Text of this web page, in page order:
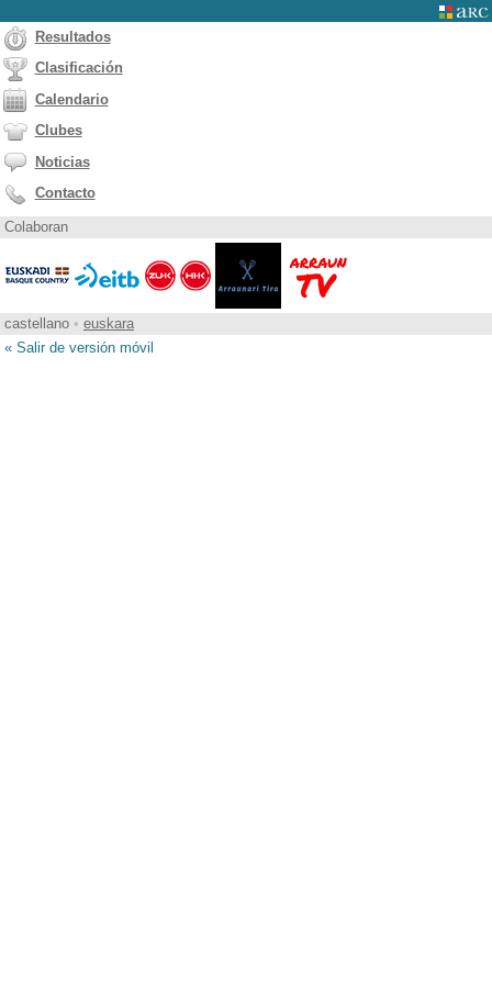
Resultados
Clasificación
Calendario
Clubes
Noticias
Contacto
Colaboran
castellano • euskara
« Salir de versión móvil